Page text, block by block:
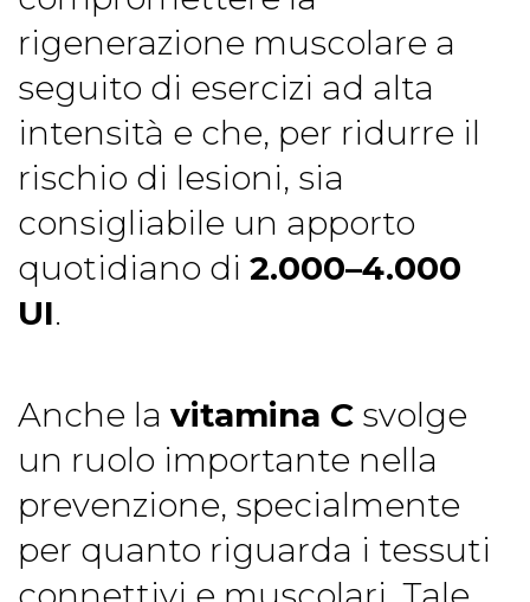
rigenerazione muscolare a
seguito di esercizi ad alta
intensità e che, per ridurre il
rischio di lesioni, sia
consigliabile un apporto
quotidiano di 2.000–4.000
UI.
Anche la vitamina C svolge
un ruolo importante nella
prevenzione, specialmente
per quanto riguarda i tessuti